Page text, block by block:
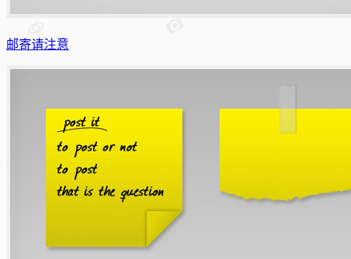
邮寄请注意